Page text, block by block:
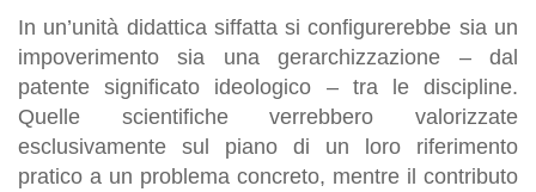
In un’unità didattica siffatta si configurerebbe sia un
impoverimento sia una gerarchizzazione – dal
patente significato ideologico – tra le discipline.
Quelle scientifiche verrebbero valorizzate
esclusivamente sul piano di un loro riferimento
pratico a un problema concreto, mentre il contributo